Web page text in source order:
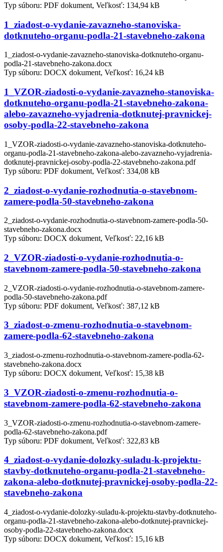
Typ súboru: PDF dokument, Veľkosť: 134,94 kB
1_ziadost-o-vydanie-zavazneho-stanoviska-
dotknuteho-organu-podla-21-stavebneho-zakona
1_ziadost-o-vydanie-zavazneho-stanoviska-dotknuteho-organu-
podla-21-stavebneho-zakona.docx
Typ súboru: DOCX dokument, Veľkosť: 16,24 kB
1_VZOR-ziadosti-o-vydanie-zavazneho-stanoviska-
dotknuteho-organu-podla-21-stavebneho-zakona-
alebo-zavazneho-vyjadrenia-dotknutej-pravnickej-
osoby-podla-22-stavebneho-zakona
1_VZOR-ziadosti-o-vydanie-zavazneho-stanoviska-dotknuteho-
organu-podla-21-stavebneho-zakona-alebo-zavazneho-vyjadrenia-
dotknutej-pravnickej-osoby-podla-22-stavebneho-zakona.pdf
Typ súboru: PDF dokument, Veľkosť: 334,08 kB
2_ziadost-o-vydanie-rozhodnutia-o-stavebnom-
zamere-podla-50-stavebneho-zakona
2_ziadost-o-vydanie-rozhodnutia-o-stavebnom-zamere-podla-50-
stavebneho-zakona.docx
Typ súboru: DOCX dokument, Veľkosť: 22,16 kB
2_VZOR-ziadosti-o-vydanie-rozhodnutia-o-
stavebnom-zamere-podla-50-stavebneho-zakona
2_VZOR-ziadosti-o-vydanie-rozhodnutia-o-stavebnom-zamere-
podla-50-stavebneho-zakona.pdf
Typ súboru: PDF dokument, Veľkosť: 387,12 kB
3_ziadost-o-zmenu-rozhodnutia-o-stavebnom-
zamere-podla-62-stavebneho-zakona
3_ziadost-o-zmenu-rozhodnutia-o-stavebnom-zamere-podla-62-
stavebneho-zakona.docx
Typ súboru: DOCX dokument, Veľkosť: 15,38 kB
3_VZOR-ziadosti-o-zmenu-rozhodnutia-o-
stavebnom-zamere-podla-62-stavebneho-zakona
3_VZOR-ziadosti-o-zmenu-rozhodnutia-o-stavebnom-zamere-
podla-62-stavebneho-zakona.pdf
Typ súboru: PDF dokument, Veľkosť: 322,83 kB
4_ziadost-o-vydanie-dolozky-suladu-k-projektu-
stavby-dotknuteho-organu-podla-21-stavebneho-
zakona-alebo-dotknutej-pravnickej-osoby-podla-22-
stavebneho-zakona
4_ziadost-o-vydanie-dolozky-suladu-k-projektu-stavby-dotknuteho-
organu-podla-21-stavebneho-zakona-alebo-dotknutej-pravnickej-
osoby-podla-22-stavebneho-zakona.docx
Typ súboru: DOCX dokument, Veľkosť: 15,16 kB